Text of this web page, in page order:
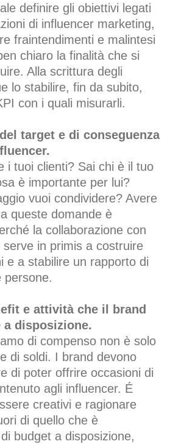
definire gli obiettivi legati
di influencer marketing,
fraintendimenti e malintesi
chiaro la finalità che si
Alla scrittura degli
lo stabilire, fin da subito,
con i quali misurarli.
target e di conseguenza
i tuoi clienti? Sai chi è il tuo
è importante per lui?
vuoi condividere? Avere
queste domande è
la collaborazione con
serve in primis a costruire
e a stabilire un rapporto di
persone.
e attività che il brand
a disposizione.
di compenso non è solo
di soldi. I brand devono
di poter offrire occasioni di
agli influencer. É
creativi e ragionare
di quello che è
di budget a disposizione,